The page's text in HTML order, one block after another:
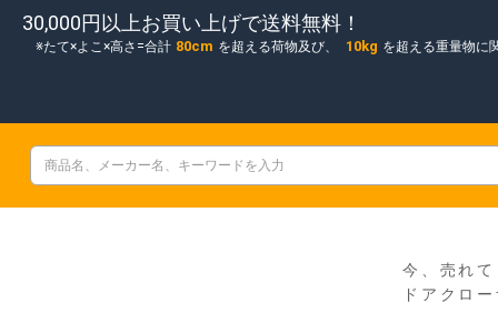
30,000円以上お買い上げで送料無料！
たて×よこ×高さ=合計 80cm を超える荷物及び、 10kg を超える重量物に
今、売れ
ドアクロ